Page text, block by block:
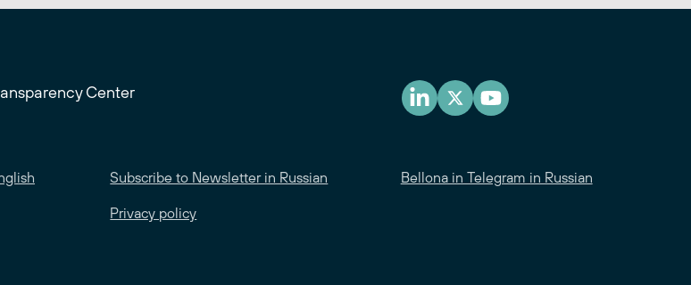
Center
Subscribe to Newsletter in Russian Bellona in Telegram in Russian
Privacy policy